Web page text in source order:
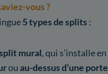
vous ?
5 types de splits :
mural, qui s’installe en
ouau-dessus d’une porte